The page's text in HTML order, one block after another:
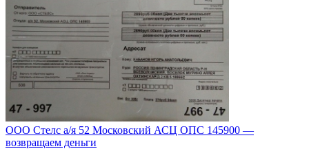
ООО Стелс а/я 52 Московский АСЦ ОПС 145900 —
возвращаем деньги